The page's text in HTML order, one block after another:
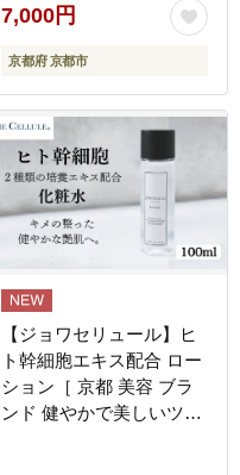
害用 凝固剤 排泄袋 備蓄
品 豪雨 地震 台風 断水 洪
水 災害 長期保存 通販 送
料無料 ］
7,000円
京都府 京都市
【ジョワセリュール】ヒ
ト幹細胞エキス配合 ロー
ション［ 京都 美容 ブラ
ンド 健やかで美しいツヤ